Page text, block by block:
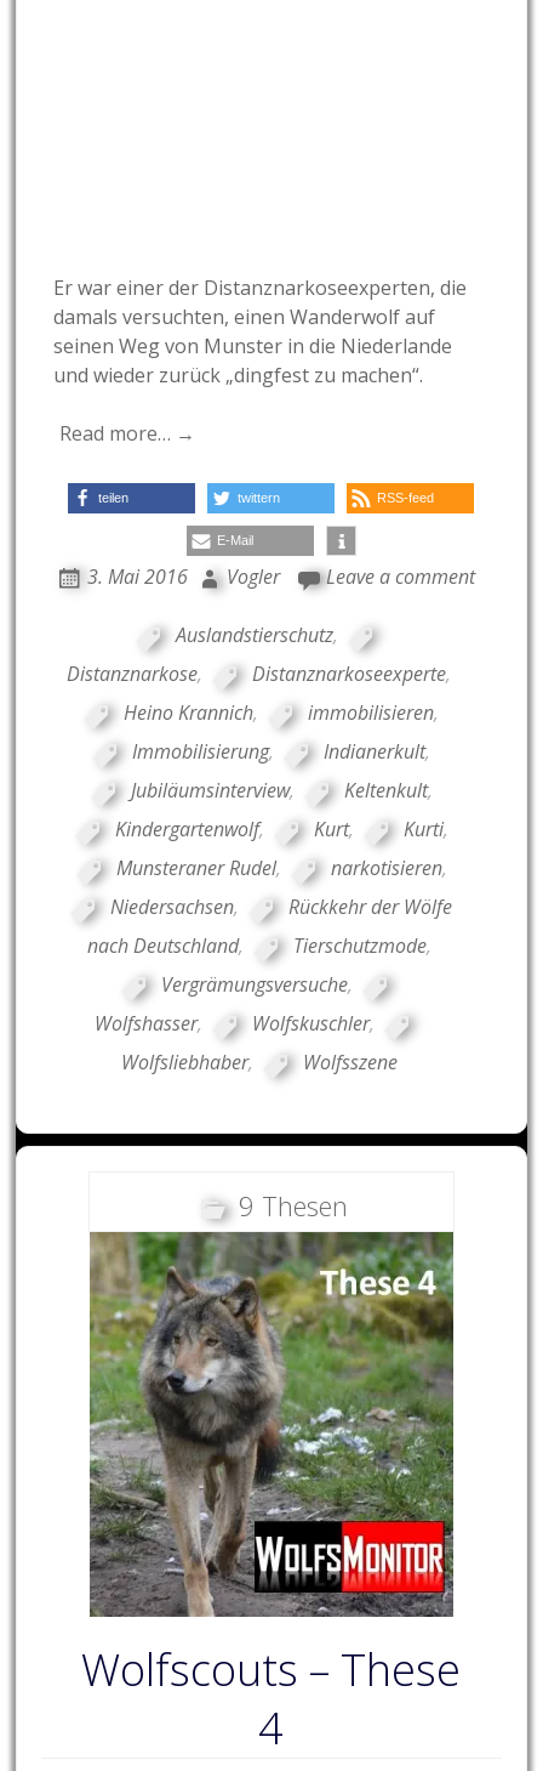
Er war einer der Distanznarkoseexperten, die
damals versuchten, einen Wanderwolf auf
seinen Weg von Munster in die Niederlande
und wieder zurück „dingfest zu machen“.
Read more… →
teilen twittern RSS-feed
E-Mail
3. Mai 2016 Vogler Leave a comment
Auslandstierschutz,
Distanznarkose, Distanznarkoseexperte,
Heino Krannich, immobilisieren,
Immobilisierung, Indianerkult,
Jubiläumsinterview, Keltenkult,
Kindergartenwolf, Kurt, Kurti,
Munsteraner Rudel, narkotisieren,
Niedersachsen,
Rückkehr der Wölfe
nach Deutschland, Tierschutzmode,
Vergrämungsversuche,
Wolfshasser, Wolfskuschler,
Wolfsliebhaber, Wolfsszene
9 Thesen
Wolfscouts – These
4